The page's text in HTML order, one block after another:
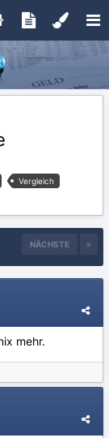
Vergleich
NÄCHSTE
mehr.